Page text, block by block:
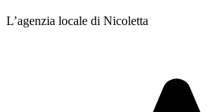
L’agenzia locale di Nicoletta